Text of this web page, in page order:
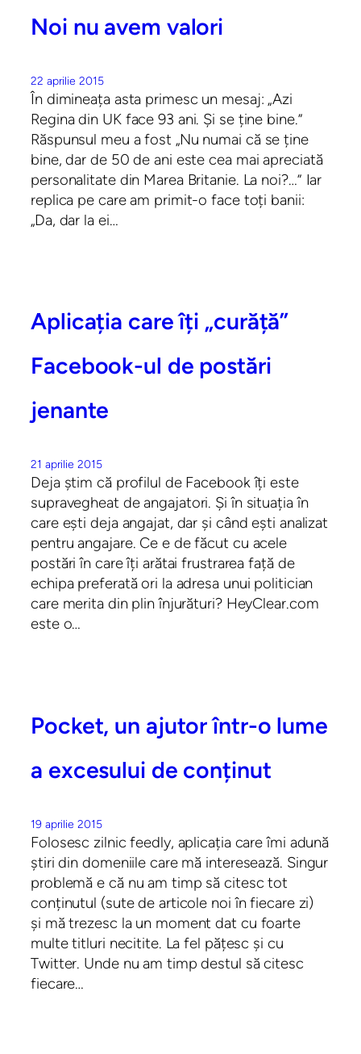
Noi nu avem valori
22 aprilie 2015
În dimineața asta primesc un mesaj: „Azi
Regina din UK face 93 ani. Și se ține bine.”
Răspunsul meu a fost „Nu numai că se ține
bine, dar de 50 de ani este cea mai apreciată
personalitate din Marea Britanie. La noi?…” Iar
replica pe care am primit-o face toți banii:
„Da, dar la ei…
Aplicația care îți „curăță”
Facebook-ul de postări
jenante
21 aprilie 2015
Deja știm că profilul de Facebook îți este
supravegheat de angajatori. Și în situația în
care ești deja angajat, dar și când ești analizat
pentru angajare. Ce e de făcut cu acele
postări în care îți arătai frustrarea față de
echipa preferată ori la adresa unui politician
care merita din plin înjurături? HeyClear.com
este o…
Pocket, un ajutor într-o lume
a excesului de conținut
19 aprilie 2015
Folosesc zilnic feedly, aplicația care îmi adună
știri din domeniile care mă interesează. Singur
problemă e că nu am timp să citesc tot
conținutul (sute de articole noi în fiecare zi)
și mă trezesc la un moment dat cu foarte
multe titluri necitite. La fel pățesc și cu
Twitter. Unde nu am timp destul să citesc
fiecare…